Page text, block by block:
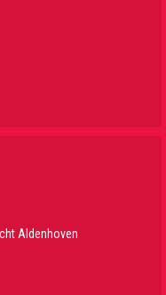
Aldenhoven